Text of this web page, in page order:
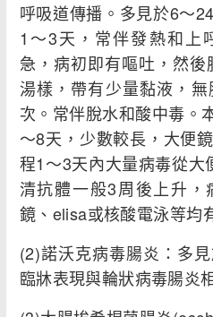
呼吸道傳播。多見於6～
1～3天，常伴發熱和上
急，病初即有嘔吐，然
湯樣，帶有少量黏液，
次。常伴脫水和酸中毒。
～8天，少數較長，大便
程1～3天內大量病毒從大
清抗體一般3周後上升
鏡、elisa或核酸電泳等均
(2)諾沃克病毒腸炎：多
臨牀表現與輪狀病毒腸炎